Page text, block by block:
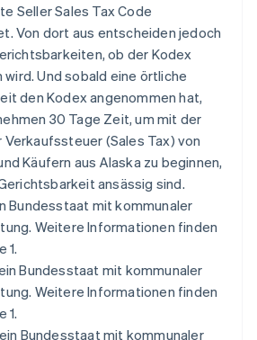
Seller Sales Tax Code
Von dort aus entscheiden jedoch
ob der Kodex
Und sobald eine örtliche
den Kodex angenommen hat,
30 Tage Zeit, um mit der
Verkaufssteuer (Sales Tax) von
Käufern aus Alaska zu beginnen,
ansässig sind.
Bundesstaat mit kommunaler
Weitere Informationen finden
1.
Bundesstaat mit kommunaler
Weitere Informationen finden
1.
Bundesstaat mit kommunaler